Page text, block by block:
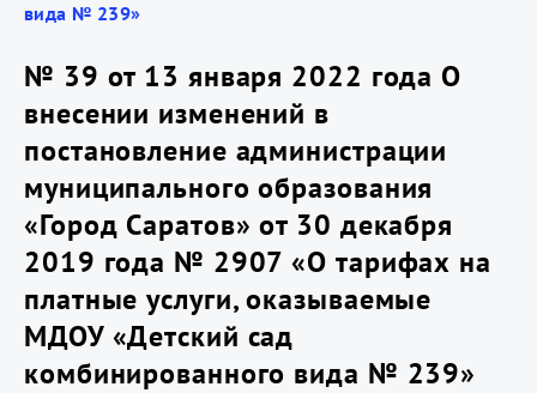
вида № 239»
№ 39 от 13 января 2022 года О
внесении изменений в
постановление администрации
муниципального образования
«Город Саратов» от 30 декабря
2019 года № 2907 «О тарифах на
платные услуги, оказываемые
МДОУ «Детский сад
комбинированного вида № 239»